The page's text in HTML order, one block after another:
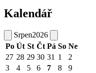
Kalendář
Srpen2026
Po Út St Čt Pá So Ne
27 28 29 30 31 1
2
3
4 5 6 7 8
9